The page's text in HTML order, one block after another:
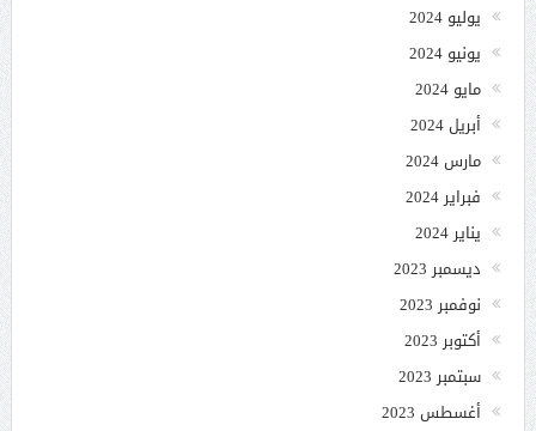
يوليو 2024
يونيو 2024
مايو 2024
أبريل 2024
مارس 2024
فبراير 2024
يناير 2024
ديسمبر 2023
نوفمبر 2023
أكتوبر 2023
سبتمبر 2023
أغسطس 2023